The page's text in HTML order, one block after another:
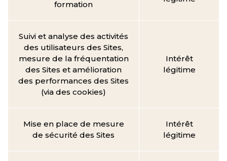
formation
Suivi et analyse des activités
des utilisateurs des Sites,
mesure de la fréquentation
des Sites et amélioration
des performances des Sites
(via des cookies)
Intérêt
légitime
Mise en place de mesure
de sécurité des Sites
Intérêt
légitime